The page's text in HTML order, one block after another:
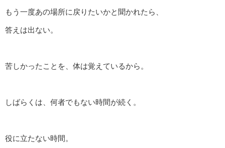
もう一度あの場所に戻りたいかと聞かれたら、
答えは出ない。
苦しかったことを、体は覚えているから。
しばらくは、何者でもない時間が続く。
役に立たない時間。